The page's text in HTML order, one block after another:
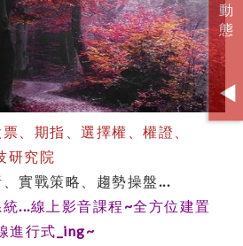
、期指、選擇權、權證、
研究院
實戰策略、趨勢操盤...
...線上影音課程~全方位建置
進行式_ing~